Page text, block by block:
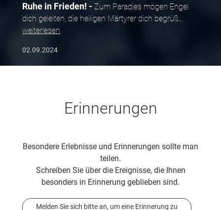
Ruhe in Frieden!
Zum Paradies mögen Engel
dich geleiten, die heiligen Märtyrer dich begrüß
weiterlesen
02.09.2024
Erinnerungen
Besondere Erlebnisse und Erinnerungen sollte man
teilen.
Schreiben Sie über die Ereignisse, die Ihnen
besonders in Erinnerung geblieben sind.
Melden Sie sich bitte an, um eine Erinnerung zu